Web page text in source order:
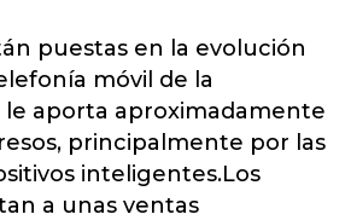
puestas en la evolución
móvil de la
le aporta aproximadamente
principalmente por las
inteligentes.Los
a unas ventas